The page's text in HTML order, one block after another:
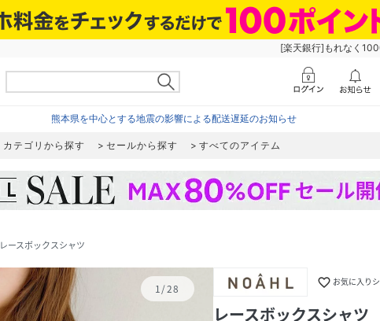
[楽天銀行]もれなく
熊本県を中心とする地震の影響による配送遅延のお知らせ
カテゴリから探す セールから探す すべてのアイテム
レースボックスシャツ
1/28 favorite_border お気に入り
レースボックスシャツ